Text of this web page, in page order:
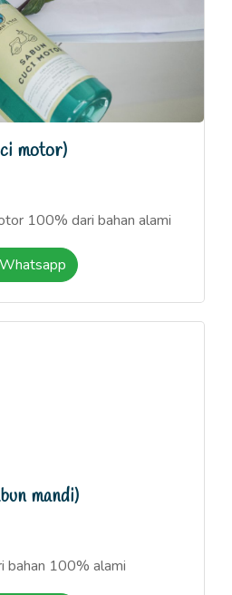
motor)
100% dari bahan alami
Whatsapp
mandi)
bahan 100% alami